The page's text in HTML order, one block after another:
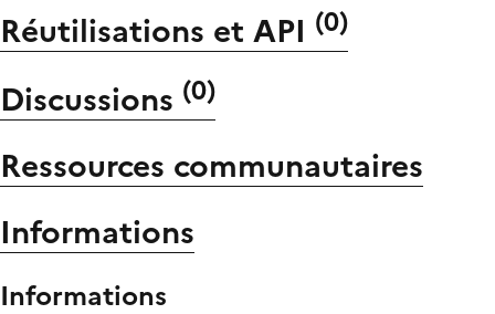
Réutilisations et API (0)
Discussions (0)
Ressources communautaires
Informations
Informations